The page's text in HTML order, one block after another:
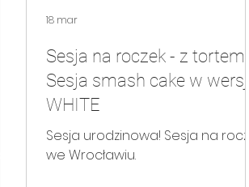
Sesja na roczek - z tortem!
Sesja smash cake w wersji
WHITE
Sesja urodzinowa! Sesja na
we Wrocławiu.
18 mar